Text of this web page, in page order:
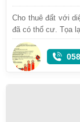
Cho thuê đất với
đã có thổ cư. Tọa